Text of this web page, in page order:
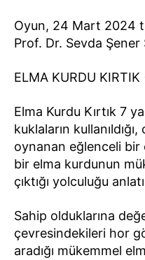
Oyun, 24 Mart 2024
Prof. Dr. Sevda Şener
ELMA KURDU
Elma Kurdu Kırtık 7
kuklaların
oynanan eğlenceli
bir elma kurdunun
çıktığı yolculuğu
Sahip olduklarına
çevresindekileri hor
aradığı mükemmel